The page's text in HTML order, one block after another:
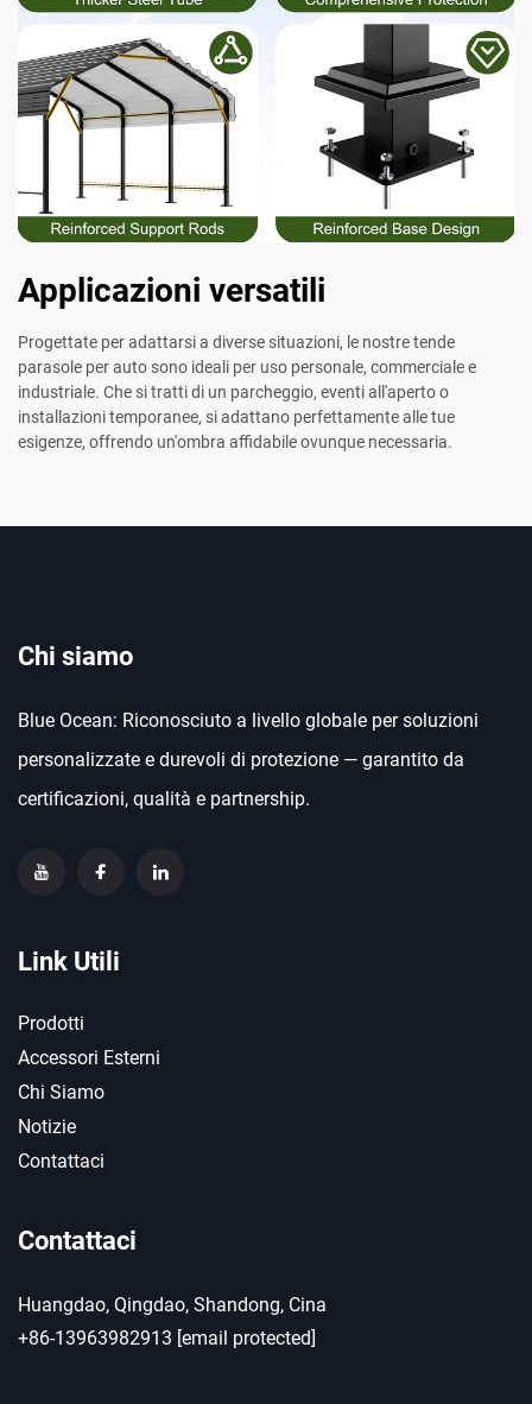
Applicazioni versatili
Progettate per adattarsi a diverse situazioni, le nostre tende
parasole per auto sono ideali per uso personale, commerciale e
industriale. Che si tratti di un parcheggio, eventi all'aperto o
installazioni temporanee, si adattano perfettamente alle tue
esigenze, offrendo un'ombra affidabile ovunque necessaria.
Chi siamo
Blue Ocean: Riconosciuto a livello globale per soluzioni
personalizzate e durevoli di protezione — garantito da
certificazioni, qualità e partnership.
Link Utili
Prodotti
Accessori Esterni
Chi Siamo
Notizie
Contattaci
Contattaci
Huangdao, Qingdao, Shandong, Cina
+86-13963982913 [email protected]